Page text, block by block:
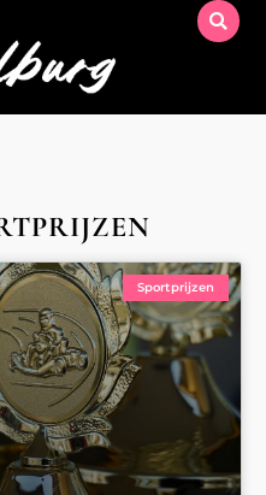
Sportprijzen